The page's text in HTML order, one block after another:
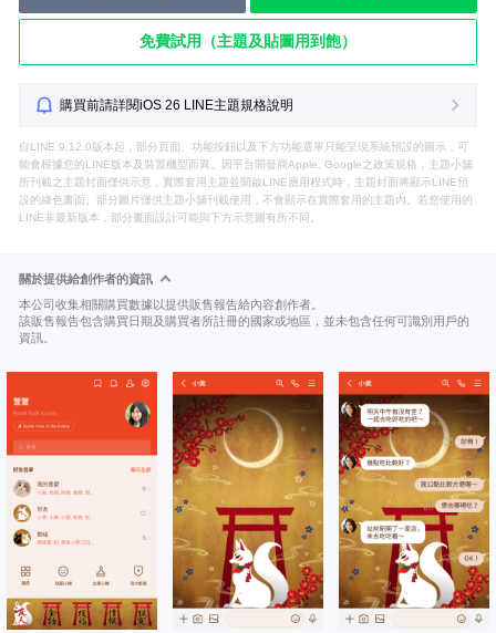
免費試用（主題及貼圖用到飽）
購買前請詳閱iOS 26 LINE主題規格說明
自LINE 9.12.0版本起，部分頁面、功能按鈕以及下方功能選單只能呈現系統預設的圖示，可
能會根據您的LINE版本及裝置機型而異。因平台開發商Apple, Google之政策規格，主題小舖
所刊載之主題封面僅供示意，實際套用主題並開啟LINE應用程式時，主題封面將顯示LINE預
設的綠色畫面。部分圖片僅供主題小舖刊載使用，不會顯示在實際套用的主題內。若您使用的
LINE非最新版本，部分畫面設計可能與下方示意圖有所不同。
關於提供給創作者的資訊
本公司收集相關購買數據以提供販售報告給內容創作者。
該販售報告包含購買日期及購買者所註冊的國家或地區，並未包含任何可識別用戶的
資訊。